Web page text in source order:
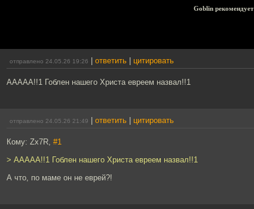
Goblin рекомендует
отправлено 24.05.26 19:26 ответить цитировать
ААААА!!1 Гоблен нашего Христа евреем назвал!!1
отправлено 24.05.26 21:49 ответить цитировать
Кому: Zx7R, #1
> ААААА!!1 Гоблен нашего Христа евреем назвал!!1
А что, по маме он не еврей?!